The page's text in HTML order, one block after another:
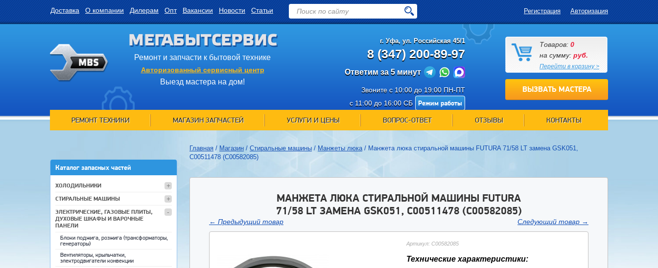
Доставка О компании Дилерам Опт Вакансии Новости Статьи Регистрация Авторизация
МЕГАБЫТСЕРВИС
Ремонт и запчасти к бытовой технике
Авторизованный сервисный центр
Выезд мастера на дом!
г. Уфа, ул. Российская 45/1
8 (347) 200-89-97
Ответим за 5 минут
Звоните с 10:00 до 19:00 ПН-ПТ
с 11:00 до 16:00 СБ
Режим работы
Товаров: 0
на сумму: руб.
Перейти в корзину >
ВЫЗВАТЬ МАСТЕРА
РЕМОНТ ТЕХНИКИ МАГАЗИН ЗАПЧАСТЕЙ УСЛУГИ И ЦЕНЫ ВОПРОС-ОТВЕТ ОТЗЫВЫ КОНТАКТЫ
Каталог запасных частей
ХОЛОДИЛЬНИКИ
СТИРАЛЬНЫЕ МАШИНЫ
ЭЛЕКТРИЧЕСКИЕ, ГАЗОВЫЕ ПЛИТЫ,
ДУХОВЫЕ ШКАФЫ И ВАРОЧНЫЕ
ПАНЕЛИ
Блоки поджига, розжига (трансформаторы,
генераторы)
Вентиляторы, крыльчатки,
электродвигатели конвекции
Главная / Магазин / Стиральные машины / Манжеты люка/ Манжета люка стиральной машины FUTURA 71/58 LT замена GSK051,
C00511478 (C00582085)
МАНЖЕТА ЛЮКА СТИРАЛЬНОЙ МАШИНЫ FUTURA
71/58 LT ЗАМЕНА GSK051, C00511478 (C00582085)
← Предыдущий товар Следующий товар →
Артикул: C00582085
Технические характеристики: